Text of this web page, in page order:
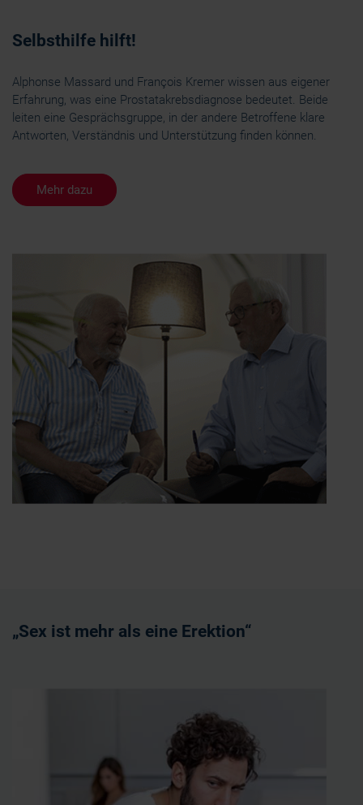
Selbsthilfe hilft!
Alphonse Massard und François Kremer wissen aus eigener
Erfahrung, was eine Prostatakrebsdiagnose bedeutet. Beide
leiten eine Gesprächsgruppe, in der andere Betroffene klare
Antworten, Verständnis und Unterstützung finden können.
Mehr dazu
„Sex ist mehr als eine Erektion“